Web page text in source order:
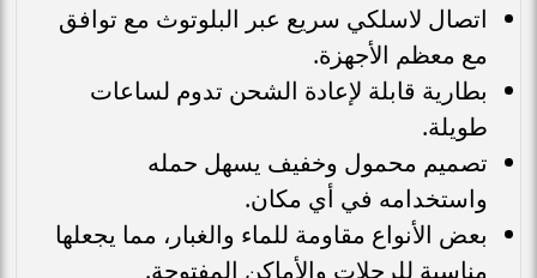
اتصال لاسلكي سريع عبر البلوتوث مع توافق
مع معظم الأجهزة.
بطارية قابلة لإعادة الشحن تدوم لساعات
طويلة.
تصميم محمول وخفيف يسهل حمله
واستخدامه في أي مكان.
بعض الأنواع مقاومة للماء والغبار، مما يجعلها
مناسبة للرحلات والأماكن المفتوحة.